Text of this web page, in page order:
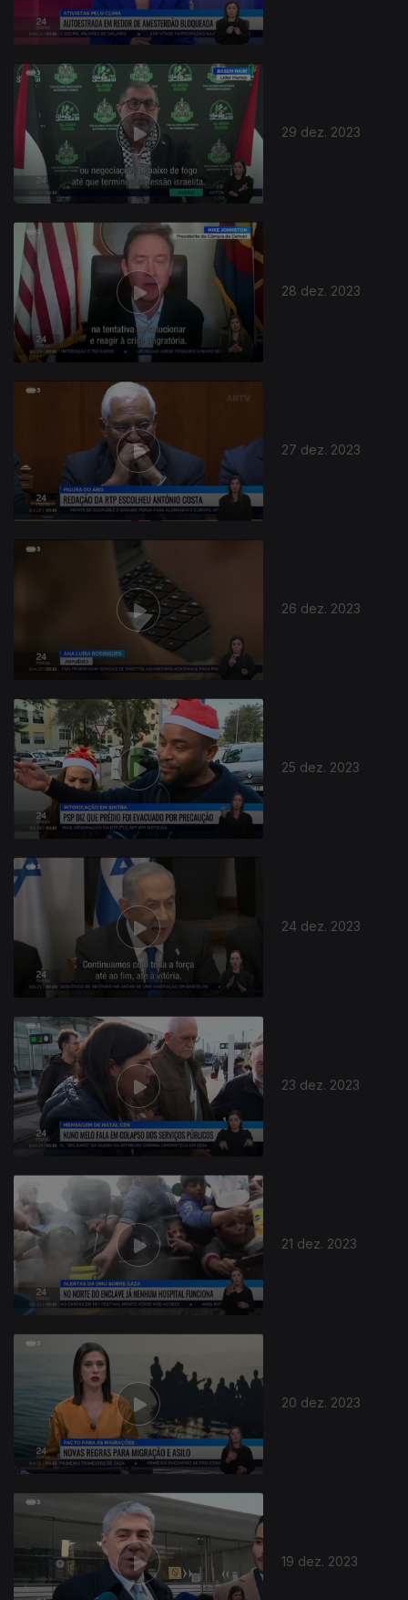
29 dez. 2023
28 dez. 2023
27 dez. 2023
26 dez. 2023
25 dez. 2023
24 dez. 2023
23 dez. 2023
21 dez. 2023
20 dez. 2023
19 dez. 2023
736220